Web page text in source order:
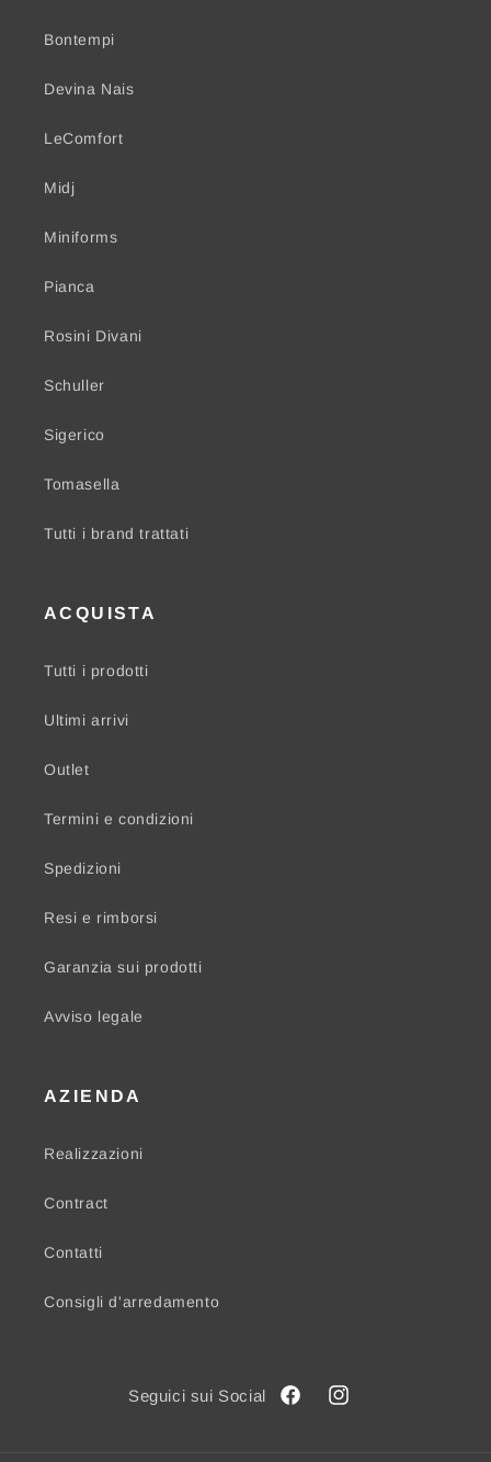
Bontempi
Devina Nais
LeComfort
Midj
Miniforms
Pianca
Rosini Divani
Schuller
Sigerico
Tomasella
Tutti i brand trattati
ACQUISTA
Tutti i prodotti
Ultimi arrivi
Outlet
Termini e condizioni
Spedizioni
Resi e rimborsi
Garanzia sui prodotti
Avviso legale
AZIENDA
Realizzazioni
Contract
Contatti
Consigli d'arredamento
FacebookInstagram